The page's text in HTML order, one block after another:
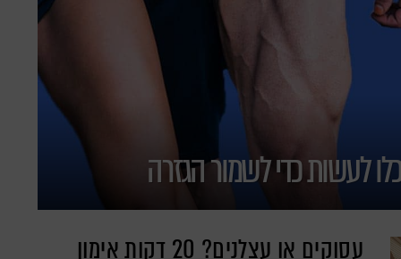
לעשות כדי לשמור הגזרה
עסוקים או עצלנים? 20 דקות אימון